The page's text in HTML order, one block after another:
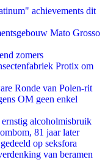
achievements dit
Mato Grosso
zomers
Protix om
Ronde van Polen-rit
OM geen enkel
alcoholmisbruik
81 jaar later
op seksfora
van beramen